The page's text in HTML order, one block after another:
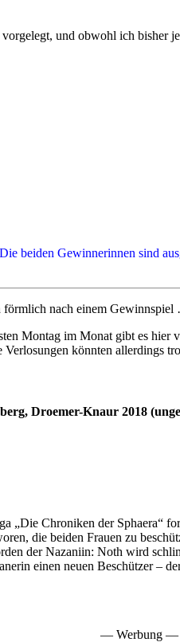
und obwohl ich bisher
beiden Gewinnerinnen sind
förmlich nach einem
Montag im Monat gibt es
könnten allerdings
Droemer-Knaur 2018
„Die Chroniken der Sphaera“
die beiden Frauen zu
der Nazaniin: Noth wird
einen neuen Beschützer –
— Werbung —